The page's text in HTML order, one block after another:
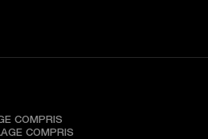
COMPRIS
COMPRIS